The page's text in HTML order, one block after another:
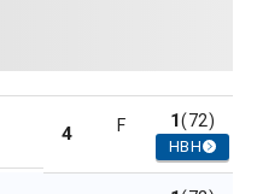
4 F 1(72)
HBH